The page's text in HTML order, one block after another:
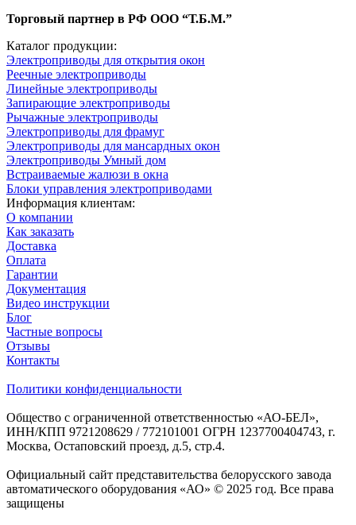
Торговый партнер в РФ ООО “Т.Б.М.”
Каталог продукции:
Электроприводы для открытия окон
Реечные электроприводы
Линейные электроприводы
Запирающие электроприводы
Рычажные электроприводы
Электроприводы для фрамуг
Электроприводы для мансардных окон
Электроприводы Умный дом
Встраиваемые жалюзи в окна
Блоки управления электроприводами
Информация клиентам:
О компании
Как заказать
Доставка
Оплата
Гарантии
Документация
Видео инструкции
Блог
Частные вопросы
Отзывы
Контакты
Политики конфиденциальности
Общество с ограниченной ответственностью «АО-БЕЛ»,
ИНН/КПП 9721208629 / 772101001 ОГРН 1237700404743, г.
Москва, Остаповский проезд, д.5, стр.4.
Официальный сайт представительства белорусского завода
автоматического оборудования «АО» © 2025 год. Все права
защищены